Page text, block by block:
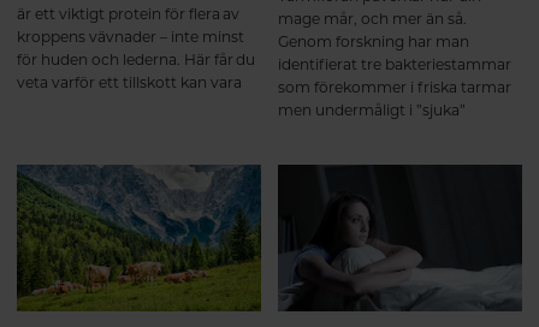
är ett viktigt protein för flera av
kroppens vävnader – inte minst
för huden och lederna. Här får du
veta varför ett tillskott kan vara
mage mår, och mer än så.
Genom forskning har man
identifierat tre bakteriestammar
som förekommer i friska tarmar
men undermåligt i ”sjuka”